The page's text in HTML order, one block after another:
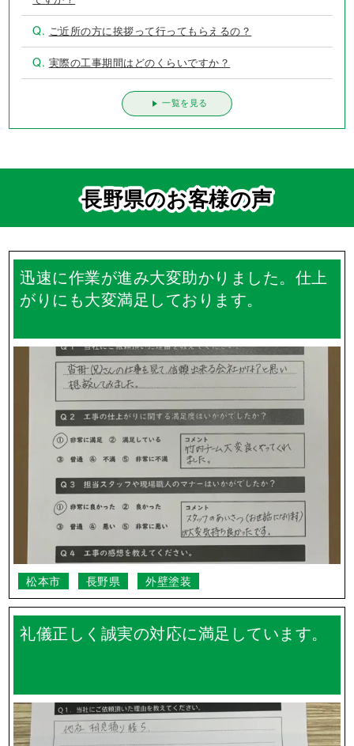
Q. ご近所の方に挨拶って行ってもらえるの？
Q. 実際の工事期間はどのくらいですか？
一覧を見る
長野県のお客様の声
迅速に作業が進み大変助かりました。仕上
がりにも大変満足しております。
松本市 長野県 外壁塗装
礼儀正しく誠実の対応に満足しています。